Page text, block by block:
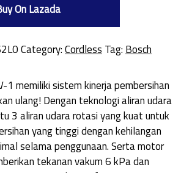
On Lazada
Category:Cordless Tag: Bosch
1 memiliki sistem kinerja pembersihan
ulang! Dengan teknologi aliran udara
3 aliran udara rotasi yang kuat untuk
yang tinggi dengan kehilangan
selama penggunaan. Serta motor
tekanan vakum 6 kPa dan